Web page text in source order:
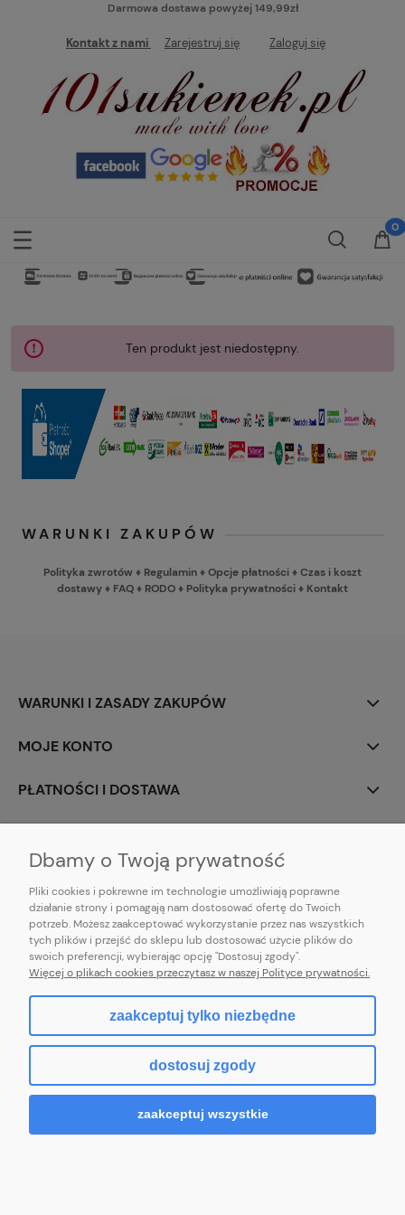
Darmowa dostawa powyżej 149,99zł
Kontakt z nami Zarejestruj się Zaloguj się
Ten produkt jest niedostępny.
WARUNKI ZAKUPÓW
Polityka zwrotów ♦ Regulamin♦Opcje płatności♦Czas i koszt
dostawy♦ FAQ♦ RODO♦ Polityka prywatności♦ Kontakt
WARUNKI I ZASADY ZAKUPÓW
MOJE KONTO
PŁATNOŚCI I DOSTAWA
E-mail:pl101sukienek@gmail.com
101sukienek.pl
ul. Piotrkowska 317/11, Łódź 93-035, woj. łódzkie
pokaż pełną wersję strony
Sklep internetowy Shoper.pl
Dbamy o Twoją prywatność
Pliki cookies i pokrewne im technologie umożliwiają poprawne
działanie strony i pomagają nam dostosować ofertę do Twoich
potrzeb. Możesz zaakceptować wykorzystanie przez nas wszystkich
tych plików i przejść do sklepu lub dostosować użycie plików do
swoich preferencji, wybierając opcję "Dostosuj zgody".
Więcej o plikach cookies przeczytasz w naszej Polityce prywatności.
zaakceptuj tylko niezbędne
dostosuj zgody
zaakceptuj wszystkie